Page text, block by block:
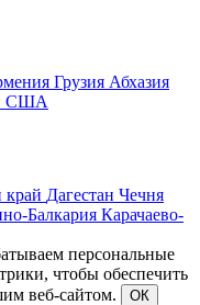
Грузия Абхазия
США
край Дагестан Чечня
Балкария Карачаево-
персональные
чтобы обеспечить
веб-сайтом.
ОК